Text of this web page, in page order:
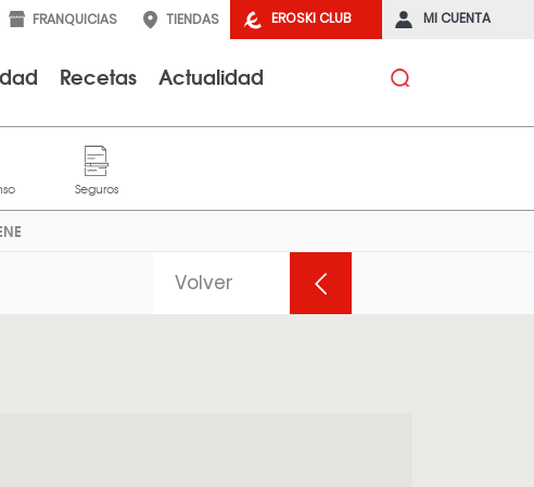
EROSKI CLUB MI CUENTA
FRANQUICIAS TIENDAS
Recetas Actualidad
Volver